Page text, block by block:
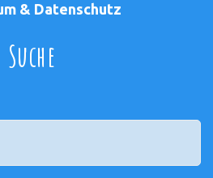
& Datenschutz
Suche